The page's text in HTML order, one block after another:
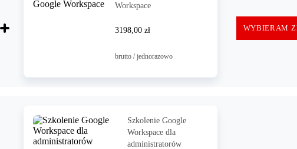
Workspace
3198,00 zł
brutto / jednorazowo
WYBIERAM
Szkolenie Google
Workspace dla
administratorów